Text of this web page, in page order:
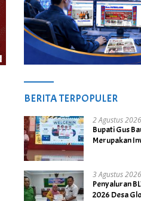
BERITA TERPOPULER
2 Agustus 2026
Bupati Gus
Merupakan
3 Agustus 2026
Penyaluran
2026 Desa